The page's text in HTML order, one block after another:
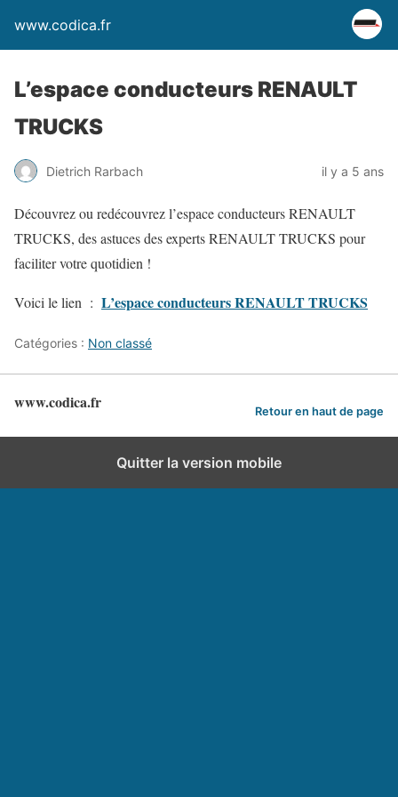
www.codica.fr
L’espace conducteurs RENAULT
TRUCKS
Dietrich Rarbach il y a 5 ans
Découvrez ou redécouvrez l’espace conducteurs RENAULT
TRUCKS, des astuces des experts RENAULT TRUCKS pour
faciliter votre quotidien !
Voici le lien : L’espace conducteurs RENAULT TRUCKS
Catégories : Non classé
www.codica.fr Retour en haut de page
Quitter la version mobile